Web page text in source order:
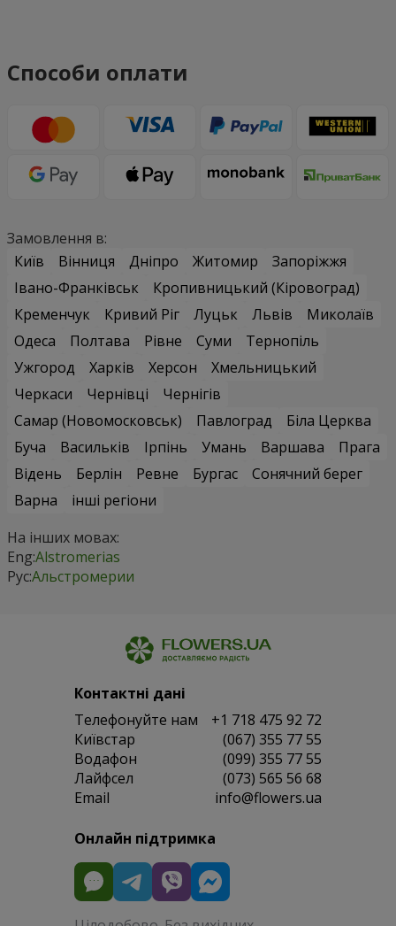
Способи оплати
Замовлення в:
Київ
Вінниця Дніпро Житомир
Запоріжжя
Івано-Франківськ
Кропивницький (Кіровоград)
Кременчук
Кривий Ріг Луцьк Львів
Миколаїв
Одеса
Полтава Рівне Суми
Тернопіль
Ужгород
Харків Херсон
Хмельницький
Черкаси
Чернівці
Чернігів
Самар (Новомосковськ)
Павлоград
Біла Церква
Буча
Васильків Ірпінь Умань Варшава
Прага
Відень
Берлін Ревне Бургас
Сонячний берег
Варна
інші регіони
На інших мовах:
Eng:Alstromerias
Рус:Альстромерии
Контактні дані
Телефонуйте нам
+1 718 475 92 72
Київстар
(067) 355 77 55
Водафон
(099) 355 77 55
Лайфсел
(073) 565 56 68
Email
info@flowers.ua
Онлайн підтримка